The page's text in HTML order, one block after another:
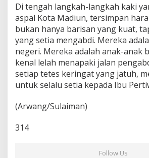
Di tengah langkah-langkah kaki
aspal Kota Madiun, tersimpan
bukan hanya barisan yang kuat,
yang setia mengabdi. Mereka
negeri. Mereka adalah anak-anak
kenal lelah menapaki jalan
setiap tetes keringat yang jatuh,
untuk selalu setia kepada Ibu
(Arwang/Sulaiman)
314
Follow Us